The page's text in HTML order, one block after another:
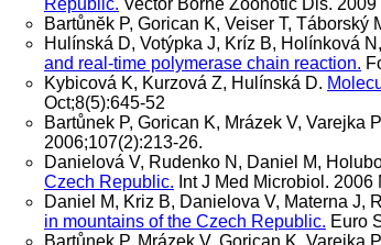
Bartůnĕk P, Gorican K, Veiser T, Táborský
Hulínská D, Votýpka J, Kríz B, Holínková
and real-time polymerase chain reaction.
Kybicová K, Kurzová Z, Hulínská D.
Oct;8(5):645-52
Bartůnek P, Gorican K, Mrázek V, Varejka
2006;107(2):213-26.
Danielová V, Rudenko N, Daniel M,
Czech Republic. Int J Med Microbiol.
Daniel M, Kriz B, Danielova V, Materna J,
in mountains of the Czech Republic. Euro
Bartůnek P, Mrázek V, Gorican K, Varejka